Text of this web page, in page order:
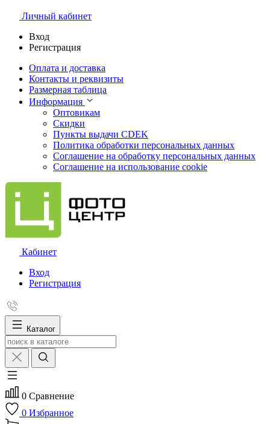
Личный кабинет
Вход
Регистрация
Оплата и доставка
Контакты и реквизиты
Размерная таблица
Информация
Оптовикам
Скидки
Пункты выдачи CDEK
Политика обработки персональных данных
Соглашение на обработку персональных данных
Соглашение на использование cookie
Кабинет
Вход
Регистрация
Каталог
0 Сравнение
0 Избранное